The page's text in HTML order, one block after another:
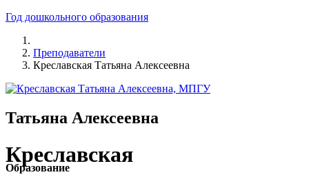
Год дошкольного образования
Преподаватели
Креславская Татьяна Алексеевна
Татьяна Алексеевна
Креславская
Образование